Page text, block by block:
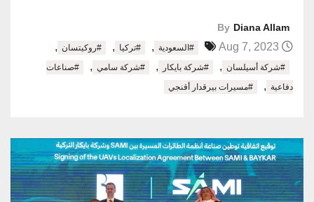
By Diana Allam
#السعودية , #تركيا , #روكيتسان ,
#شركة أسيلسان , #شركة بايكار , #شركة سامي ,
#صناعات
دفاعية , #مسيرات بيرقدار أقنجي